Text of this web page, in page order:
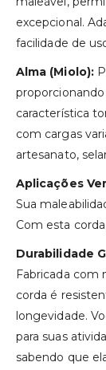
excepcional.
facilidade de
Alma (Miolo):
característica
com cargas
artesanato,
Aplicações
Sua
Com esta
Durabilidade
Fabricada com
corda é
longevidade.
para suas
sabendo que